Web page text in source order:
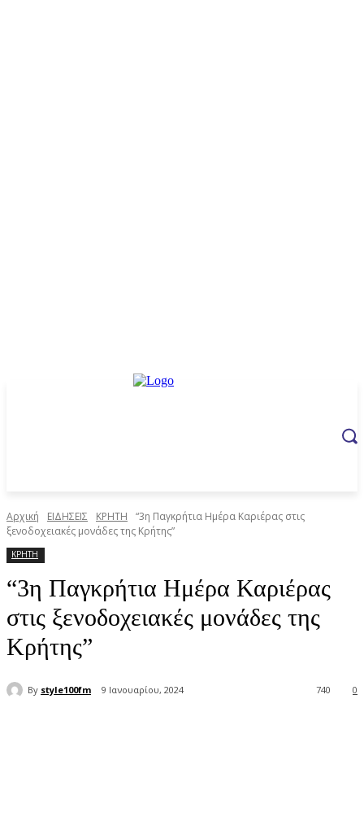
Αρχική ΕΙΔΗΣΕΙΣ ΚΡΗΤΗ
“3η Παγκρήτια Ημέρα Καριέρας στις
ξενοδοχειακές μονάδες της Κρήτης”
ΚΡΗΤΗ
“3η Παγκρήτια Ημέρα Καριέρας
στις ξενοδοχειακές μονάδες της
Κρήτης”
By style100fm 9 Ιανουαρίου, 2024 0
740